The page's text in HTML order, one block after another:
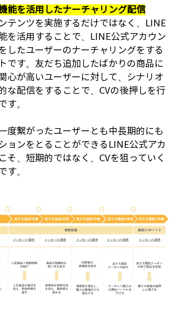
能を活用したナーチャリング配信
テンツを実施するだけではなく、LINE
を活用することで、LINE公式アカウン
したユーザーのナーチャリングをする
です。友だち追加したばかりの商品に
心が高いユーザーに対して、シナリオ
な配信をすることで、CVの後押しを行
す。
度繋がったユーザーとも中長期的にも
ョンをとることができるLINE公式アカ
そ、短期的ではなく、CVを狙っていく
す。